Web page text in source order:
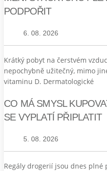
PODPOŘIT
6. 08. 2026
Krátký pobyt na čerstvém
nepochybně užitečný, mimo
vitaminu D. Dermatologické
CO MÁ SMYSL
SE VYPLATÍ PŘIPLATIT
5. 08. 2026
Regály drogerií jsou dnes